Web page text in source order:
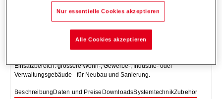
Thermalia dual (55-140)
Kältekreisen zum Heizen und zum Erzeugen von Warmwasser.
Innenaufstellung, Vorlauftemperatur bis 62 °C.
Einsatzbereich: grössere Wohn-, Gewerbe-, Industrie- oder
Verwaltungsgebäude - für Neubau und Sanierung.
Beschreibung Daten und Preise DownloadsSystemtechnikZubehör
Nur essentielle Cookies akzeptieren
Alle Cookies akzeptieren